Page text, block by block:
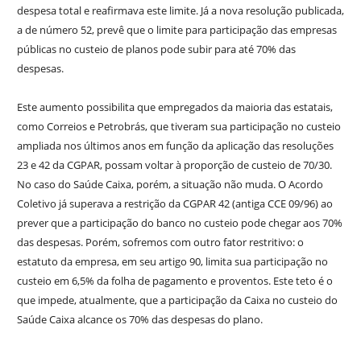
despesa total e reafirmava este limite. Já a nova resolução publicada,
a de número 52, prevê que o limite para participação das empresas
públicas no custeio de planos pode subir para até 70% das
despesas.
Este aumento possibilita que empregados da maioria das estatais,
como Correios e Petrobrás, que tiveram sua participação no custeio
ampliada nos últimos anos em função da aplicação das resoluções
23 e 42 da CGPAR, possam voltar à proporção de custeio de 70/30.
No caso do Saúde Caixa, porém, a situação não muda. O Acordo
Coletivo já superava a restrição da CGPAR 42 (antiga CCE 09/96) ao
prever que a participação do banco no custeio pode chegar aos 70%
das despesas. Porém, sofremos com outro fator restritivo: o
estatuto da empresa, em seu artigo 90, limita sua participação no
custeio em 6,5% da folha de pagamento e proventos. Este teto é o
que impede, atualmente, que a participação da Caixa no custeio do
Saúde Caixa alcance os 70% das despesas do plano.